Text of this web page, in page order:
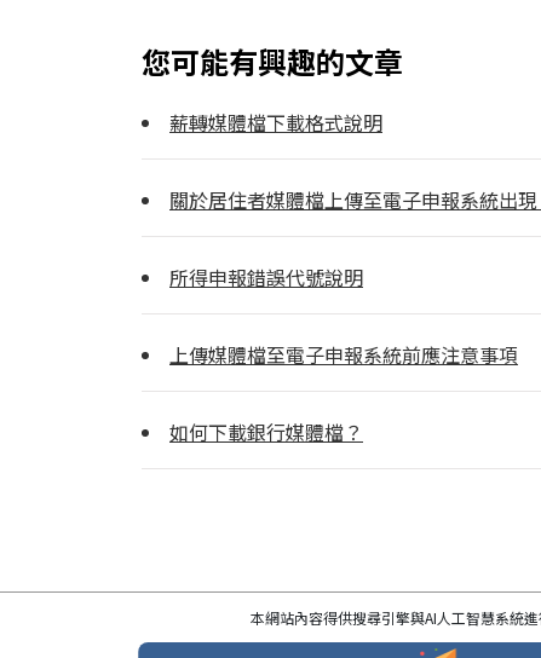
您可能有興趣的文章
薪轉媒體檔下載格式說明
關於居住者媒體檔上傳至電子申報系統出
所得申報錯誤代號說明
上傳媒體檔至電子申報系統前應注意事項
如何下載銀行媒體檔？
本網站內容得供搜尋引擎與AI人工智慧系統